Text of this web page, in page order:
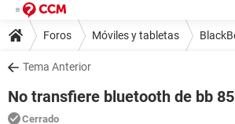
Foros Móviles y tabletas
Tema Anterior
No transfiere bluetooth de bb
Cerrado